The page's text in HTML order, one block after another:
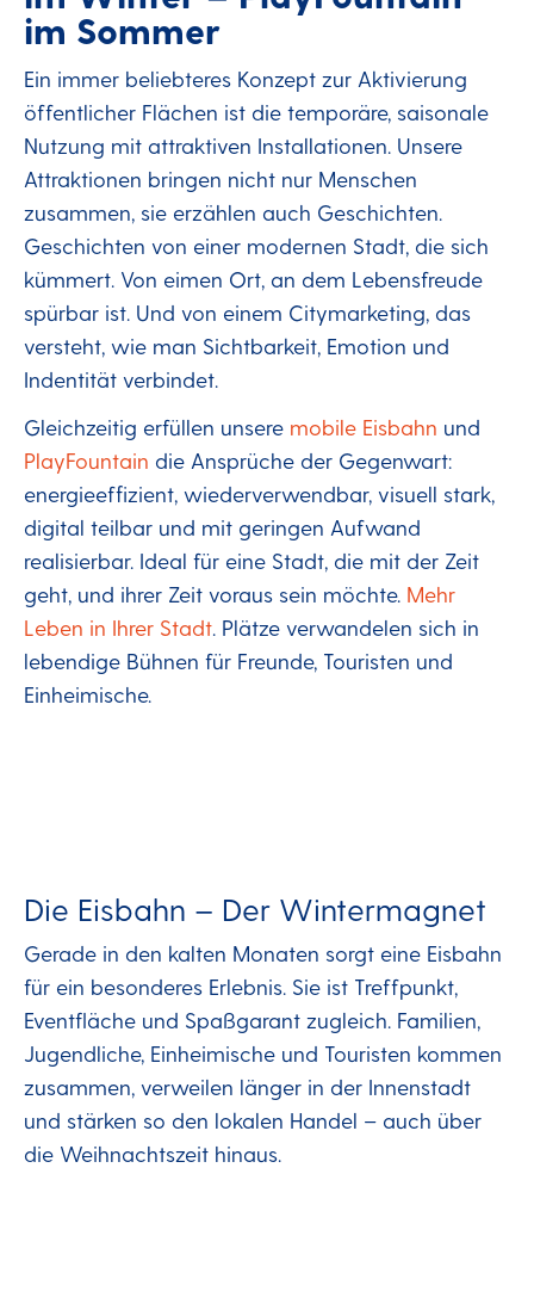
im Sommer
Ein immer beliebteres Konzept zur Aktivierung
öffentlicher Flächen ist die temporäre, saisonale
Nutzung mit attraktiven Installationen. Unsere
Attraktionen bringen nicht nur Menschen
zusammen, sie erzählen auch Geschichten.
Geschichten von einer modernen Stadt, die sich
kümmert. Von eimen Ort, an dem Lebensfreude
spürbar ist. Und von einem Citymarketing, das
versteht, wie man Sichtbarkeit, Emotion und
Indentität verbindet.
Gleichzeitig erfüllen unsere mobile Eisbahn und
PlayFountain die Ansprüche der Gegenwart:
energieeffizient, wiederverwendbar, visuell stark,
digital teilbar und mit geringen Aufwand
realisierbar. Ideal für eine Stadt, die mit der Zeit
geht, und ihrer Zeit voraus sein möchte. Mehr
Leben in Ihrer Stadt . Plätze verwandelen sich in
lebendige Bühnen für Freunde, Touristen und
Einheimische.
Die Eisbahn – Der Wintermagnet
Gerade in den kalten Monaten sorgt eine Eisbahn
für ein besonderes Erlebnis. Sie ist Treffpunkt,
Eventfläche und Spaßgarant zugleich. Familien,
Jugendliche, Einheimische und Touristen kommen
zusammen, verweilen länger in der Innenstadt
und stärken so den lokalen Handel – auch über
die Weihnachtszeit hinaus.